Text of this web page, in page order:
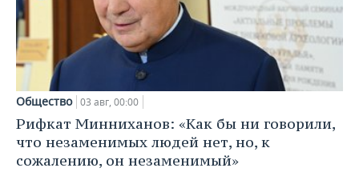
Общество 03 авг, 00:00
Рифкат Минниханов: «Как бы ни говорили,
что незаменимых людей нет, но, к
сожалению, он незаменимый»